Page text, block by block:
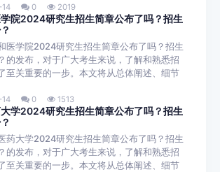
0 2019
院2024研究生招生简章公布了吗？招生
医学院2024研究生招生简章公布了吗？招生
的发布，对于广大考生来说，了解和熟悉招
至关重要的一步。本文将从总体阐述、细节
0 1513
学2024研究生招生简章公布了吗？招生
药大学2024研究生招生简章公布了吗？招生
的发布，对于广大考生来说，了解和熟悉招
至关重要的一步。本文将从总体阐述、细节